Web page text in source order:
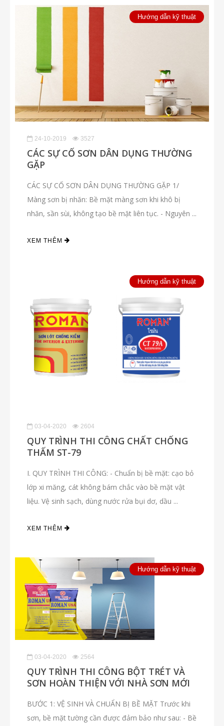
Hướng dẫn kỹ thuật
24-10-2019 3527
CÁC SỰ CỐ SƠN DÂN DỤNG THƯỜNG
GẶP
CÁC SỰ CỐ SƠN DÂN DỤNG THƯỜNG GẶP 1/
Màng sơn bị nhăn: Bề mặt màng sơn khi khô bị
nhăn, sần sùi, không tạo bề mặt liên tục. - Nguyên ...
XEM THÊM
Hướng dẫn kỹ thuật
03-04-2020 2604
QUY TRÌNH THI CÔNG CHẤT CHỐNG
THẤM ST-79
I. QUY TRÌNH THI CÔNG: - Chuẩn bị bề mặt: cạo bỏ
lớp xi măng, cát không bám chắc vào bề mặt vật
liệu. Vệ sinh sạch, dùng nước rửa bụi dơ, dầu ...
XEM THÊM
Hướng dẫn kỹ thuật
03-04-2020 2564
QUY TRÌNH THI CÔNG BỘT TRÉT VÀ
SƠN HOÀN THIỆN VỚI NHÀ SƠN MỚI
BƯỚC 1: VỆ SINH VÀ CHUẨN BỊ BỀ MẶT Trước khi
sơn, bề mặt tường cần được đảm bảo như sau: - Bề